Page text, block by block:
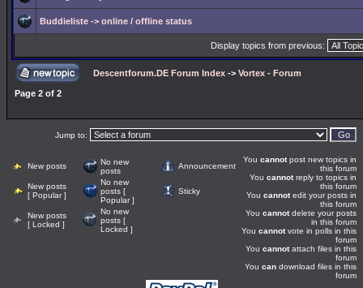
Buddieliste -> online / offline status
Display topics from previous:
Descentforum.DE Forum Index -> Vortex - Forum
Page 2 of 2
Jump to:
New posts
No new
posts
Announcement
New posts
[ Popular ]
No new
posts [
Popular ]
Sticky
New posts
[ Locked ]
No new
posts [
Locked ]
You cannotpost new topics in
this forum
You cannotreply to topics in
this forum
You cannotedit your posts in
this forum
You cannotdelete your posts
in this forum
You cannotvote in polls in this
forum
You cannotattach files in this
forum
You can download files in this
forum